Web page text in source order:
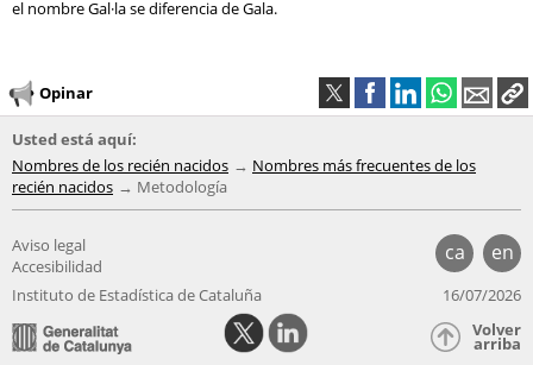
el nombre Gal·la se diferencia de Gala.
Opinar
Usted está aquí:
Nombres de los recién nacidos
Nombres más frecuentes de los
recién nacidos
Metodología
ca en
Aviso legal
Accesibilidad
Instituto de Estadística de Cataluña
16/07/2026
Volver
arriba